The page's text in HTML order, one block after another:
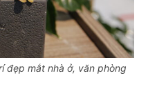
đẹp mắt nhà ở, văn phòng